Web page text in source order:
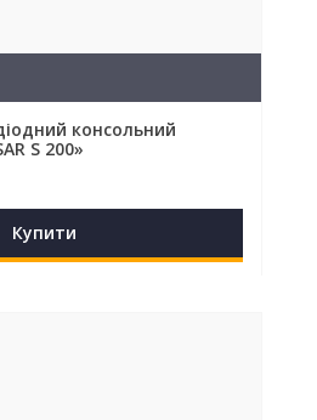
консольний
S 200»
Купити